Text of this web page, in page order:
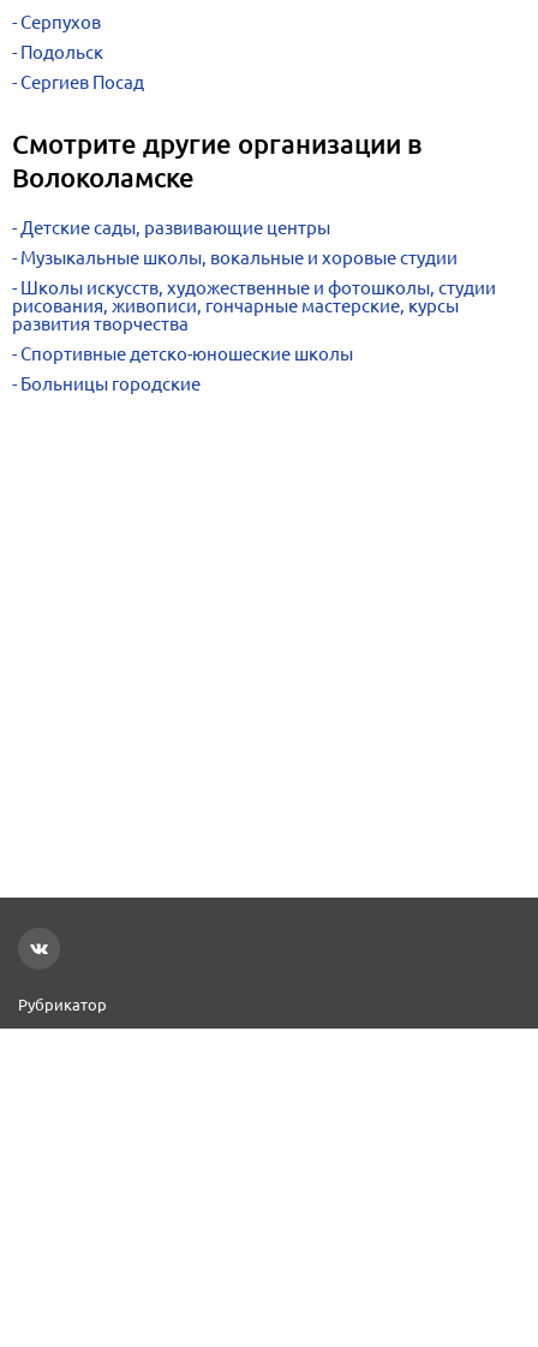
Серпухов
Подольск
Сергиев Посад
Смотрите другие организации в
Волоколамске
Детские сады, развивающие центры
Музыкальные школы, вокальные и хоровые студии
Школы искусств, художественные и фотошколы, студии
рисования, живописи, гончарные мастерские, курсы
развития творчества
Спортивные детско-юношеские школы
Больницы городские
Рубрикатор